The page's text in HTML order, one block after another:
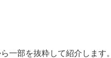
一部を抜粋して紹介します。